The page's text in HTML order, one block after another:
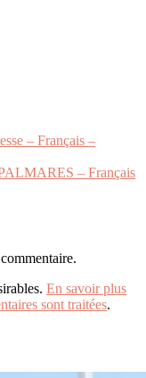
– Français –
– Français
En savoir plus
sont traitées.